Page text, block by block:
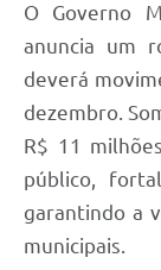
O Governo
anuncia um
deverá
dezembro.
R$ 11
público,
garantindo a
municipais.